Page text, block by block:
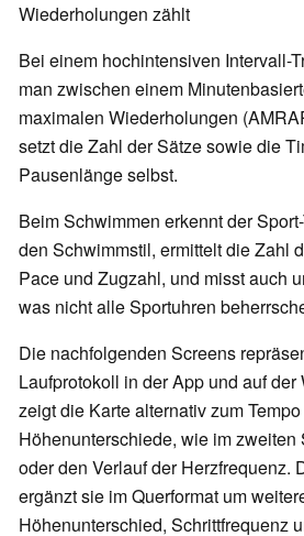
Wiederholungen zählt
Bei einem hochintensiven Intervall-
man zwischen einem
maximalen Wiederholungen
setzt die Zahl der Sätze sowie die
Pausenlänge selbst.
Beim Schwimmen erkennt der
den Schwimmstil, ermittelt die Zahl
Pace und Zugzahl, und misst auch
was nicht alle Sportuhren
Die nachfolgenden Screens
Laufprotokoll in der App und auf der
zeigt die Karte alternativ zum
Höhenunterschiede, wie im zweiten
oder den Verlauf der Herzfrequenz.
ergänzt sie im Querformat um
Höhenunterschied, Schrittfrequenz